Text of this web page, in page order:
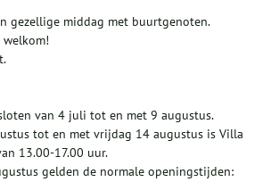
gezellige middag met buurtgenoten.
welkom!
van 4 juli tot en met 9 augustus.
tot en met vrijdag 14 augustus is Villa
13.00-17.00 uur.
gelden de normale openingstijden: